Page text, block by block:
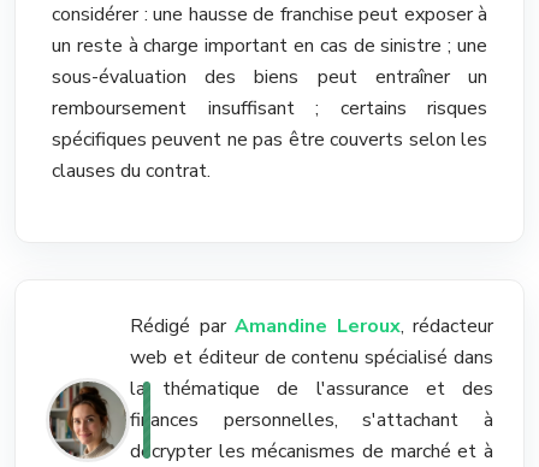
considérer : une hausse de franchise peut exposer à
un reste à charge important en cas de sinistre ; une
sous-évaluation des biens peut entraîner un
remboursement insuffisant ; certains risques
spécifiques peuvent ne pas être couverts selon les
clauses du contrat.
Rédigé par Amandine Leroux, rédacteur
web et éditeur de contenu spécialisé dans
la thématique de l'assurance et des
finances personnelles, s'attachant à
décrypter les mécanismes de marché et à